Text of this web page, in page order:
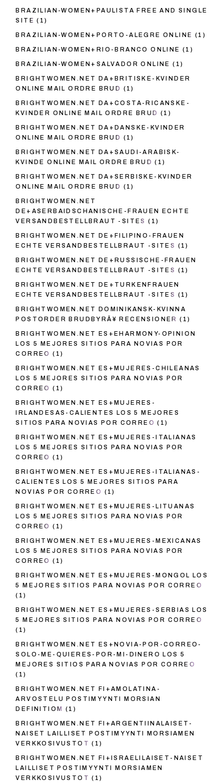
BRAZILIAN-WOMEN+PAULISTA FREE AND SINGLE
SITE (1)
BRAZILIAN-WOMEN+PORTO-ALEGRE ONLINE (1)
BRAZILIAN-WOMEN+RIO-BRANCO ONLINE (1)
BRAZILIAN-WOMEN+SALVADOR ONLINE (1)
BRIGHTWOMEN.NET DA+BRITISKE-KVINDER
ONLINE MAIL ORDRE BRUD (1)
BRIGHTWOMEN.NET DA+COSTA-RICANSKE-
KVINDER ONLINE MAIL ORDRE BRUD (1)
BRIGHTWOMEN.NET DA+DANSKE-KVINDER
ONLINE MAIL ORDRE BRUD (1)
BRIGHTWOMEN.NET DA+SAUDI-ARABISK-
KVINDE ONLINE MAIL ORDRE BRUD (1)
BRIGHTWOMEN.NET DA+SERBISKE-KVINDER
ONLINE MAIL ORDRE BRUD (1)
BRIGHTWOMEN.NET
DE+ASERBAIDSCHANISCHE-FRAUEN ECHTE
VERSANDBESTELLBRAUT -SITES (1)
BRIGHTWOMEN.NET DE+FILIPINO-FRAUEN
ECHTE VERSANDBESTELLBRAUT -SITES (1)
BRIGHTWOMEN.NET DE+RUSSISCHE-FRAUEN
ECHTE VERSANDBESTELLBRAUT -SITES (1)
BRIGHTWOMEN.NET DE+TURKENFRAUEN
ECHTE VERSANDBESTELLBRAUT -SITES (1)
BRIGHTWOMEN.NET DOMINIKANSK-KVINNA
POSTORDER BRUDBYRÃ¥ RECENSIONER (1)
BRIGHTWOMEN.NET ES+EHARMONY-OPINION
LOS 5 MEJORES SITIOS PARA NOVIAS POR
CORREO (1)
BRIGHTWOMEN.NET ES+MUJERES-CHILEANAS
LOS 5 MEJORES SITIOS PARA NOVIAS POR
CORREO (1)
BRIGHTWOMEN.NET ES+MUJERES-
IRLANDESAS-CALIENTES LOS 5 MEJORES
SITIOS PARA NOVIAS POR CORREO (1)
BRIGHTWOMEN.NET ES+MUJERES-ITALIANAS
LOS 5 MEJORES SITIOS PARA NOVIAS POR
CORREO (1)
BRIGHTWOMEN.NET ES+MUJERES-ITALIANAS-
CALIENTES LOS 5 MEJORES SITIOS PARA
NOVIAS POR CORREO (1)
BRIGHTWOMEN.NET ES+MUJERES-LITUANAS
LOS 5 MEJORES SITIOS PARA NOVIAS POR
CORREO (1)
BRIGHTWOMEN.NET ES+MUJERES-MEXICANAS
LOS 5 MEJORES SITIOS PARA NOVIAS POR
CORREO (1)
BRIGHTWOMEN.NET ES+MUJERES-MONGOL LOS
5 MEJORES SITIOS PARA NOVIAS POR CORREO
(1)
BRIGHTWOMEN.NET ES+MUJERES-SERBIAS LOS
5 MEJORES SITIOS PARA NOVIAS POR CORREO
(1)
BRIGHTWOMEN.NET ES+NOVIA-POR-CORREO-
SOLO-ME-QUIERES-POR-MI-DINERO LOS 5
MEJORES SITIOS PARA NOVIAS POR CORREO
(1)
BRIGHTWOMEN.NET FI+AMOLATINA-
ARVOSTELU POSTIMYYNTI MORSIAN
DEFINITIOM (1)
BRIGHTWOMEN.NET FI+ARGENTIINALAISET-
NAISET LAILLISET POSTIMYYNTI MORSIAMEN
VERKKOSIVUSTOT (1)
BRIGHTWOMEN.NET FI+ISRAELILAISET-NAISET
LAILLISET POSTIMYYNTI MORSIAMEN
VERKKOSIVUSTOT (1)